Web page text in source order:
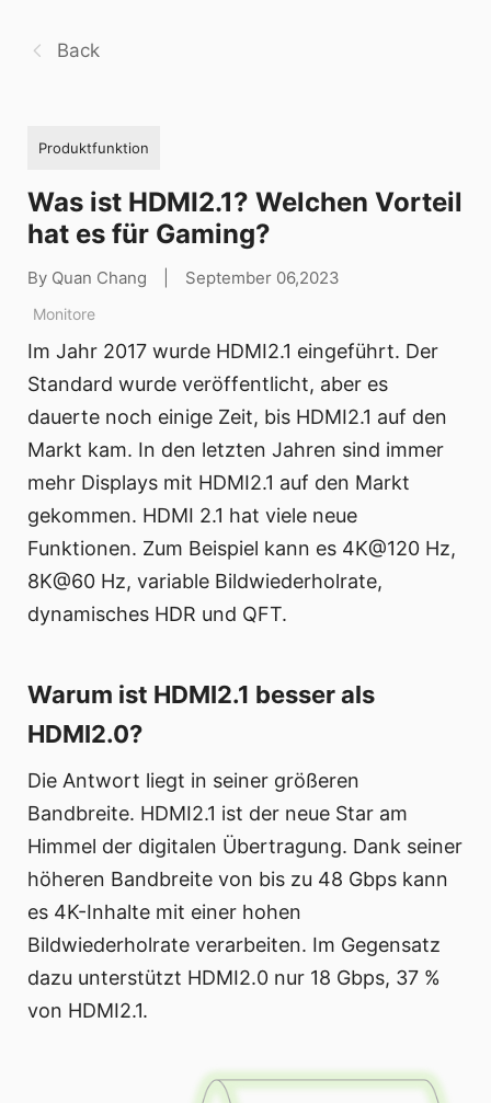
Back
Produktfunktion
Was ist HDMI2.1? Welchen Vorteil
hat es für Gaming?
By Quan Chang September 06,2023
Monitore
Im Jahr 2017 wurde HDMI2.1 eingeführt. Der
Standard wurde veröffentlicht, aber es
dauerte noch einige Zeit, bis HDMI2.1 auf den
Markt kam. In den letzten Jahren sind immer
mehr Displays mit HDMI2.1 auf den Markt
gekommen. HDMI 2.1 hat viele neue
Funktionen. Zum Beispiel kann es 4K@120 Hz,
8K@60 Hz, variable Bildwiederholrate,
dynamisches HDR und QFT.
Warum ist HDMI2.1 besser als
HDMI2.0?
Die Antwort liegt in seiner größeren
Bandbreite. HDMI2.1 ist der neue Star am
Himmel der digitalen Übertragung. Dank seiner
höheren Bandbreite von bis zu 48 Gbps kann
es 4K-Inhalte mit einer hohen
Bildwiederholrate verarbeiten. Im Gegensatz
dazu unterstützt HDMI2.0 nur 18 Gbps, 37 %
von HDMI2.1.